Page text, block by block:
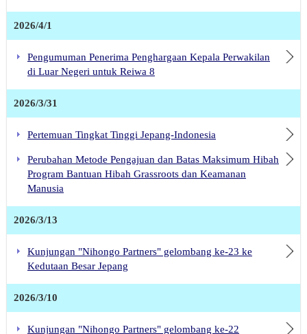
2026/4/1
Pengumuman Penerima Penghargaan Kepala Perwakilan
di Luar Negeri untuk Reiwa 8
2026/3/31
Pertemuan Tingkat Tinggi Jepang-Indonesia
Perubahan Metode Pengajuan dan Batas Maksimum Hibah
Program Bantuan Hibah Grassroots dan Keamanan
Manusia
2026/3/13
Kunjungan "Nihongo Partners" gelombang ke-23 ke
Kedutaan Besar Jepang
2026/3/10
Kunjungan "Nihongo Partners" gelombang ke-22